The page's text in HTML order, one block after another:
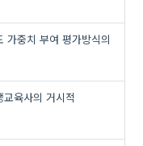
가중치 부여 평가방식의
육사의 거시적